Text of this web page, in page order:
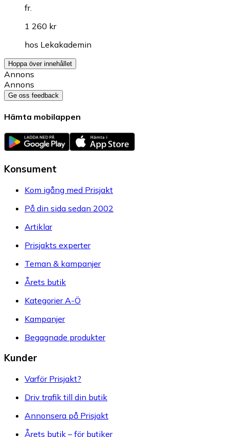
fr.
1 260 kr
hos Lekakademin
Hoppa över innehållet
Annons
Annons
Ge oss feedback
Hämta mobilappen
Konsument
Kom igång med Prisjakt
På din sida sedan 2002
Artiklar
Prisjakts experter
Teman & kampanjer
Årets butik
Kategorier A-Ö
Kampanjer
Begagnade produkter
Kunder
Varför Prisjakt?
Driv trafik till din butik
Annonsera på Prisjakt
Årets butik – för butiker